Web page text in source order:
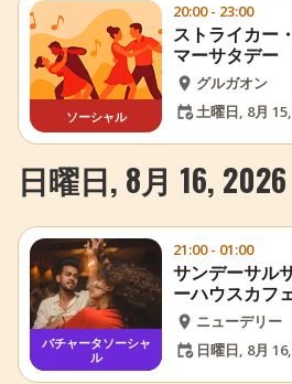
ソーシャル
20:00 - 23:00
ストライカー
マーサタデー
グルガオン
土曜日, 8月
日曜日, 8月 16, 2026
バチャータソーシャ
ル
21:00 - 01:00
サンデーサル
ーハウスカフ
ニューデリー
日曜日, 8月